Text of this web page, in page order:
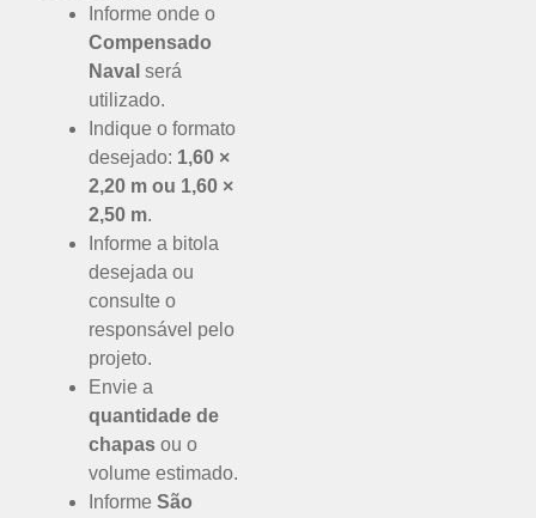
Informe onde o
Compensado
Naval será
utilizado.
Indique o formato
desejado: 1,60 ×
2,20 m ou 1,60 ×
2,50 m.
Informe a bitola
desejada ou
consulte o
responsável pelo
projeto.
Envie a
quantidade de
chapas ou o
volume estimado.
Informe São